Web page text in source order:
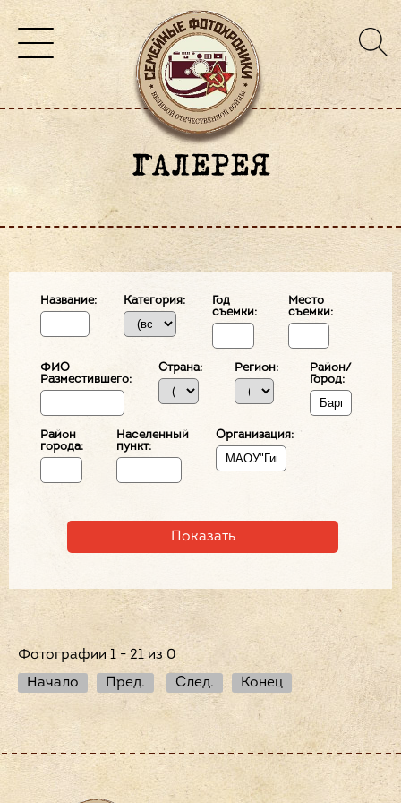
ГАЛЕРЕЯ
Название: Категория:
Год
съемки:
Место
съемки:
ФИО
Разместившего:
Страна: Регион:
Район/
Город:
Район
города:
Населенный
пункт:
Организация:
Фотографии 1 - 21 из 0
Начало
Пред. След. Конец